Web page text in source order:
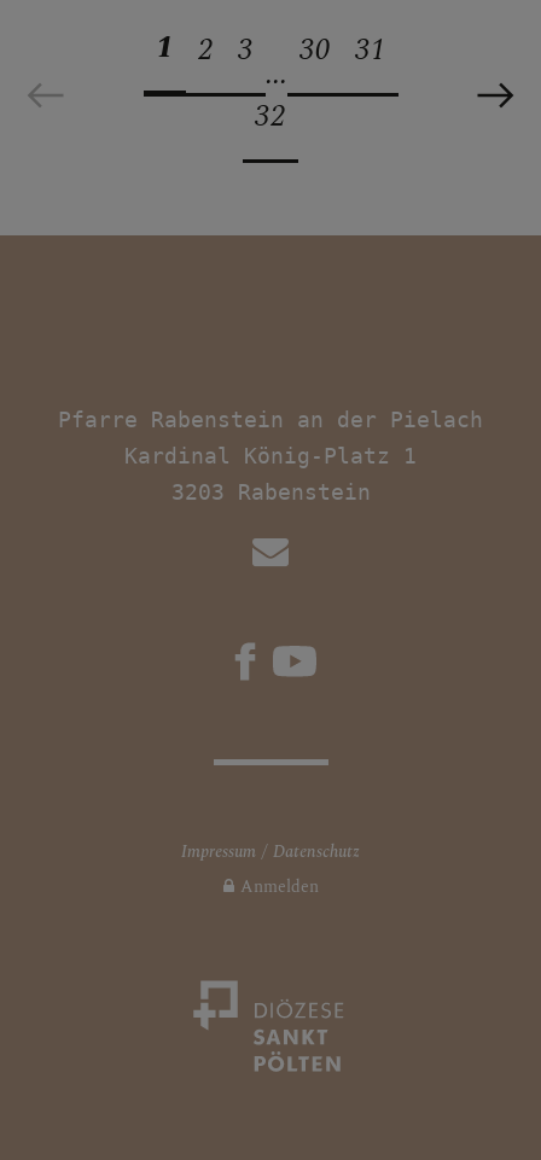
1 2 3
...
30 31
32
Pfarre Rabenstein an der Pielach
Kardinal König-Platz 1
Impressum
Datenschutz
Anmelden